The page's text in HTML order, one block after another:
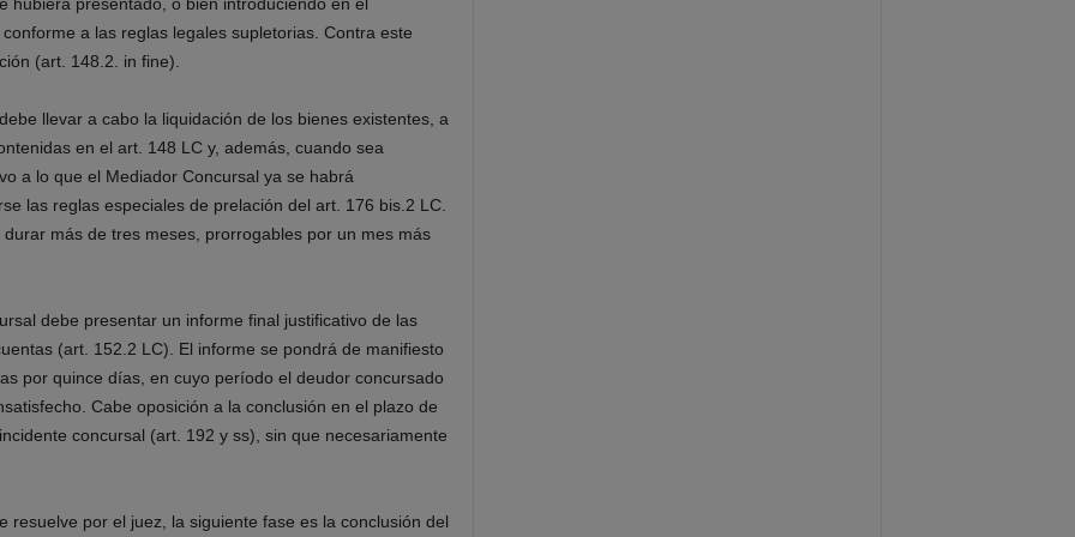
presentado, o bien introduciendo en él
a las reglas legales supletorias. Contra este
(art. 148.2. in fine).
llevar a cabo la liquidación de los bienes existentes, a
en el art. 148 LC y, además, cuando sea
a lo que el Mediador Concursal ya se habrá
las reglas especiales de prelación del art. 176 bis.2 LC.
más de tres meses, prorrogables por un mes más
debe presentar un informe final justificativo de las
(art. 152.2 LC). El informe se pondrá de manifiesto
por quince días, en cuyo período el deudor concursado
Cabe oposición a la conclusión en el plazo de
concursal (art. 192 y ss), sin que necesariamente
resuelve por el juez, la siguiente fase es la conclusión del